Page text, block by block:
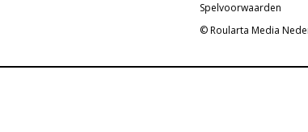
Spelvoorwaarden
© Roularta Media